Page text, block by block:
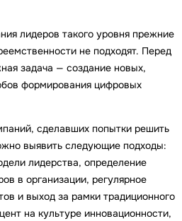
лидеров такого уровня прежние
не подходят. Перед
задача — создание новых,
формирования цифровых
сделавших попытки решить
выявить следующие подходы:
лидерства, определение
в организации, регулярное
и выход за рамки традиционного
на культуре инновационности,